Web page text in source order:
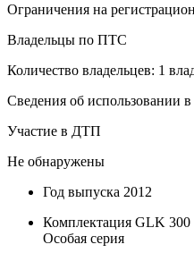
Ограничения на
Владельцы по ПТС
Количество владельцев: 1
Сведения об использовании
Участие в ДТП
Не обнаружены
Год выпуска 2012
Комплектация GLK 300
Особая серия